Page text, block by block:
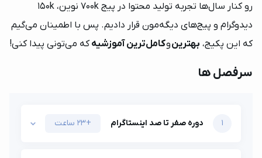
رو کنار سال‌ها تجربه تولید محتوا در پیج 700k نوین، 150k
دیدوگرام و پیج‌های دیگه‌مون قرار دادیم. پس با اطمینان می‌گیم
که این پکیج، بهترینوکامل‌ترین آموزشیهکه می‌تونی پیدا کنی!
سرفصل ها
1 دوره صفر تا صد اینستاگرام +23 ساعت